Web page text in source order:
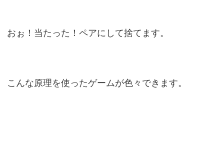
おぉ！当たった！ペアにして捨てます。
こんな原理を使ったゲームが色々できます。